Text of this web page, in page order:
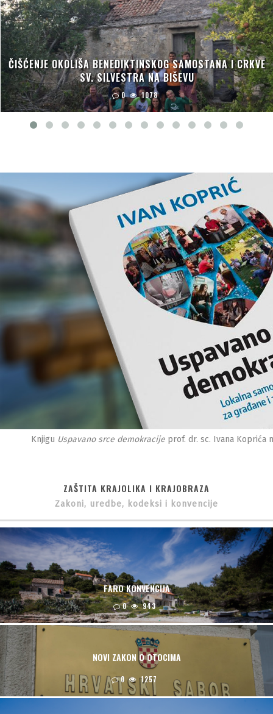
ČIŠĆENJE OKOLIŠA BENEDIKTINSKOG SAMOSTANA I CRKVE
SV. SILVESTRA NA BIŠEVU
0 1078
Knjigu Uspavano srce demokracije prof. dr. sc. Ivana Koprića
ZAŠTITA KRAJOLIKA I KRAJOBRAZA
Zakoni, uredbe, kodeksi i konvencije
FARO KONVENCIJA
0 943
NOVI ZAKON O OTOCIMA
0 1257